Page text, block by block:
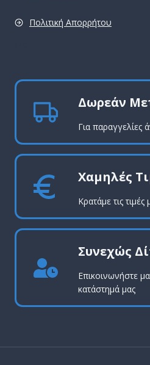
Πολιτική Απορρήτου
Δωρεάν
Για παραγγελίες
Χαμηλές
Κρατάμε τις
Συνεχώς
Επικοινωνήστε
κατάστημά μας